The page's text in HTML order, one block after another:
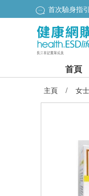
首次驗身指
首頁
主頁 / 女